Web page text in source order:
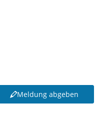
Meldung abgeben